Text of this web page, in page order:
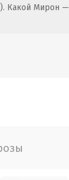
Какой Мирон —